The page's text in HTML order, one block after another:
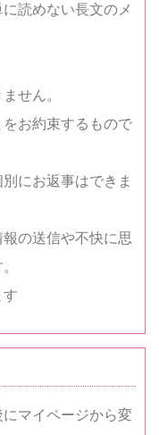
読めない長文のメ
せん。
お約束するもので
にお返事はできま
の送信や不快に思
す
マイページから変